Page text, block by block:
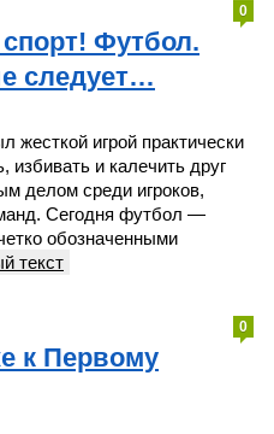
0
Футбол.
следует…
жесткой игрой практически
избивать и калечить друг
делом среди игроков,
Сегодня футбол —
обозначенными
текст
0
к Первому